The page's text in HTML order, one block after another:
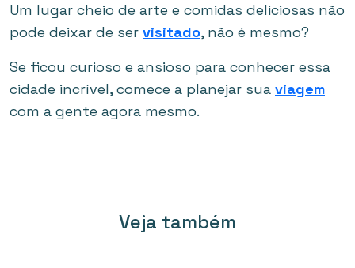
Um lugar cheio de arte e comidas deliciosas não
pode deixar de ser visitado, não é mesmo?
Se ficou curioso e ansioso para conhecer essa
cidade incrível, comece a planejar sua viagem
com a gente agora mesmo.
Veja também